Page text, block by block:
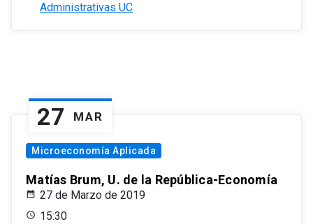
Administrativas UC
27 MAR
Microeconomía Aplicada
Matías Brum, U. de la República-Economía
27 de Marzo de 2019
15:30